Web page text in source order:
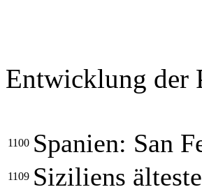
Entwicklung der
1100 Spanien: San
1109 Siziliens